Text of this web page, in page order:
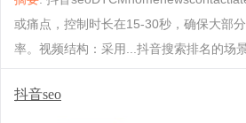
或痛点，控制时长在15-30秒，确保大部
率。视频结构：采用...抖音搜索排名的场
抖音seo